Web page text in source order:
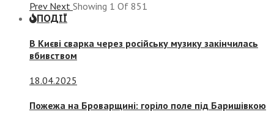
Prev Next Showing 1 Of 851
ПОДІЇ
В Києві сварка через російську музику закінчилась
вбивством
18.04.2025
Пожежа на Броварщині: горіло поле під Баришівкою